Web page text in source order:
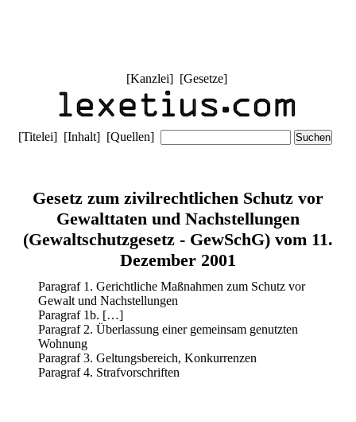
[Kanzlei] [Gesetze]
[Titelei] [Inhalt] [Quellen]
Gesetz zum zivilrechtlichen Schutz vor
Gewalttaten und Nachstellungen
(Gewaltschutzgesetz - GewSchG) vom 11.
Dezember 2001
Paragraf 1. Gerichtliche Maßnahmen zum Schutz vor
Gewalt und Nachstellungen
Paragraf 1b. […]
Paragraf 2. Überlassung einer gemeinsam genutzten
Wohnung
Paragraf 3. Geltungsbereich, Konkurrenzen
Paragraf 4. Strafvorschriften